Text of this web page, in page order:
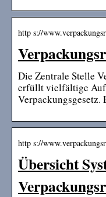
http s://
Die Zentrale Stelle
erfüllt vielfältige
Verpackungsgesetz.
http s://
Übersicht